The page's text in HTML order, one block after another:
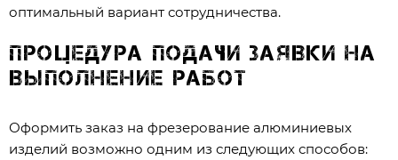
оптимальный вариант сотрудничества.
Процедура подачи заявки на
выполнение работ
Оформить заказ на фрезерование алюминиевых
изделий возможно одним из следующих способов: